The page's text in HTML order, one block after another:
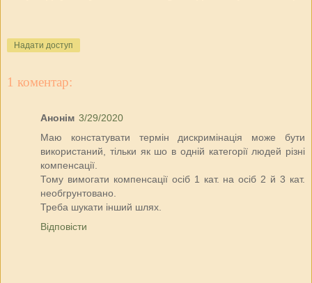
Надати доступ
1 коментар:
Анонім 3/29/2020
Маю констатувати термін дискримінація може бути
використаний, тільки як шо в одній категорії людей різні
компенсації.
Тому вимогати компенсації осіб 1 кат. на осіб 2 й 3 кат.
необгрунтовано.
Треба шукати інший шлях.
Відповісти